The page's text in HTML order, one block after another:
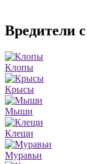
Вредители
Клопы
Крысы
Мыши
Клещи
Муравьи